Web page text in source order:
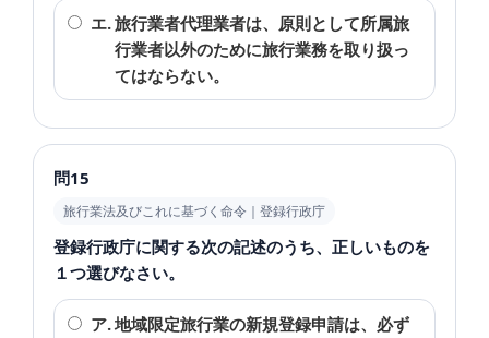
エ.旅行業者代理業者は、原則として所属旅
行業者以外のために旅行業務を取り扱っ
てはならない。
問15
旅行業法及びこれに基づく命令｜登録行政庁
登録行政庁に関する次の記述のうち、正しいものを
１つ選びなさい。
ア.地域限定旅行業の新規登録申請は、必ず